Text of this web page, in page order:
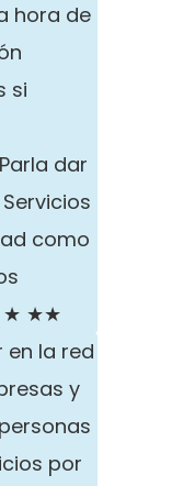
hora de
si
dar
como
★ ★★
en la red
y
por